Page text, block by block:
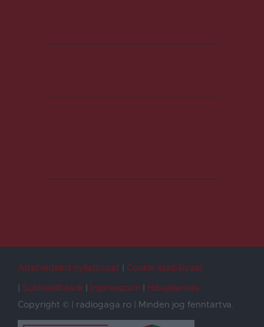
Adatvédelmi nyilatkozat
Cookie szabályzat
Sütibeállítások
Impresszum
Hibajelentés
Copyright © | radiogaga.ro | Minden jog fenntartva.